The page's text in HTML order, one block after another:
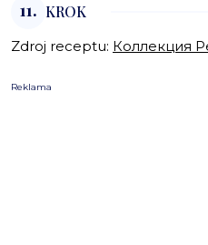
11. KROK
Zdroj receptu: Коллекция
Reklama